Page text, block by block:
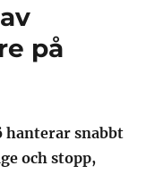
på
hanterar snabbt
och stopp,